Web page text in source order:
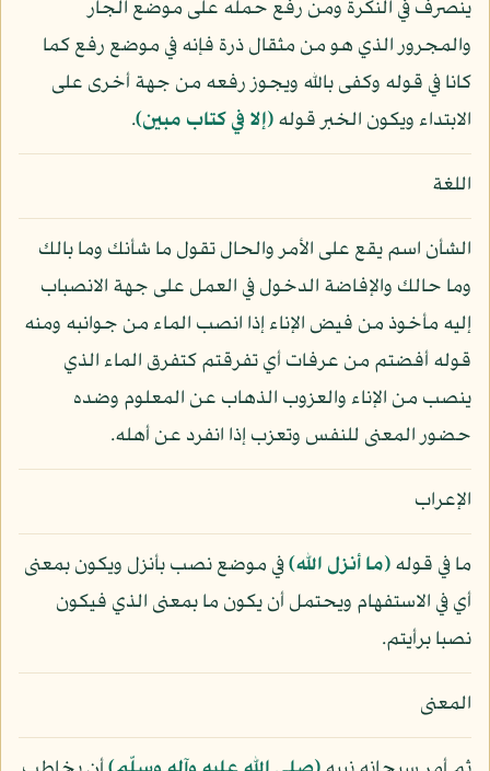
ينصرف في النكرة ومن رفع حمله على موضع الجار
والمجرور الذي هو من مثقال ذرة فإنه في موضع رفع كما
كانا في قوله وكفى بالله ويجوز رفعه من جهة أخرى على
الابتداء ويكون الخبر قوله﴿إلا في كتاب مبين﴾.
اللغة
الشأن اسم يقع على الأمر والحال تقول ما شأنك وما بالك
وما حالك والإفاضة الدخول في العمل على جهة الانصباب
إليه مأخوذ من فيض الإناء إذا انصب الماء من جوانبه ومنه
قوله أفضتم من عرفات أي تفرقتم كتفرق الماء الذي
ينصب من الإناء والعزوب الذهاب عن المعلوم وضده
حضور المعنى للنفس وتعزب إذا انفرد عن أهله.
الإعراب
ما في قوله﴿ما أنزل الله﴾في موضع نصب بأنزل ويكون بمعنى
أي في الاستفهام ويحتمل أن يكون ما بمعنى الذي فيكون
نصبا برأيتم.
المعنى